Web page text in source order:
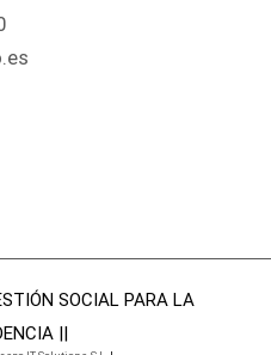
SOCIAL PARA LA
||